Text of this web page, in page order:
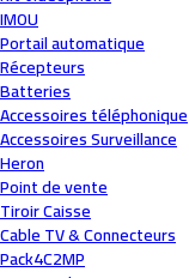
IMOU
Portail automatique
Récepteurs
Batteries
Accessoires téléphonique
Accessoires Surveillance
Heron
Point de vente
Tiroir Caisse
Cable TV & Connecteurs
Pack4C2MP